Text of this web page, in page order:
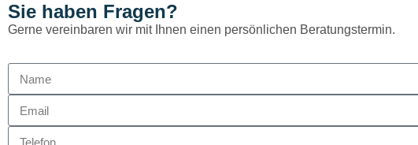
Sie haben Fragen?
Gerne vereinbaren wir mit Ihnen einen persönlichen Beratungstermin.